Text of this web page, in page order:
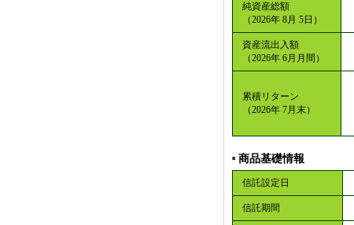
純資産総額
（2026年 8月 5日）
資産流出入額
（2026年 6月月間）
累積リターン
（2026年 7月末）
■商品基礎情報
信託設定日
信託期間